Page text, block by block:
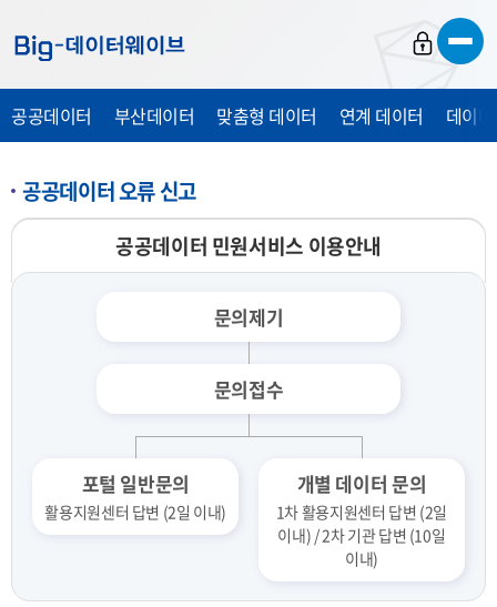
가
가
가
공공데이터 부산데이터 맞춤형 데이터 연계 데이터 데이
공공데이터 오류 신고
공공데이터 민원서비스 이용안내
문의제기
문의접수
포털 일반문의
활용지원센터 답변 (2일 이내)
개별 데이터 문의
1차 활용지원센터 답변 (2일
이내) / 2차 기관 답변 (10일
이내)